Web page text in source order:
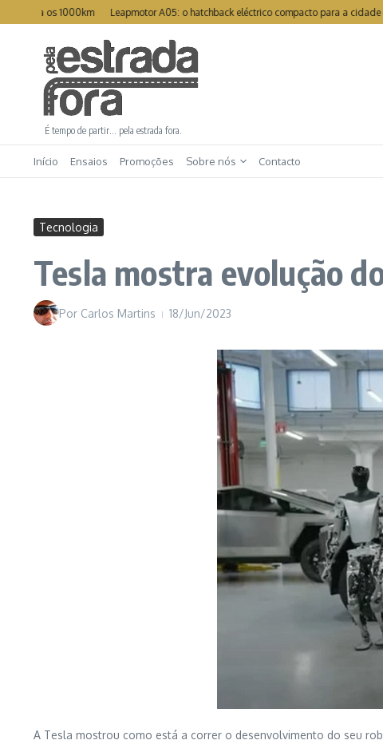
Ir para o conteúdo
os 1000km Leapmotor A05: o hatchback eléctrico compacto para a cidade
É tempo de partir… pela estrada fora.
Início Ensaios Promoções Sobre nós Contacto
Tecnologia
Tesla mostra evolução
Por Carlos Martins 18/Jun/2023
A Tesla mostrou como está a correr o desenvolvimento do seu